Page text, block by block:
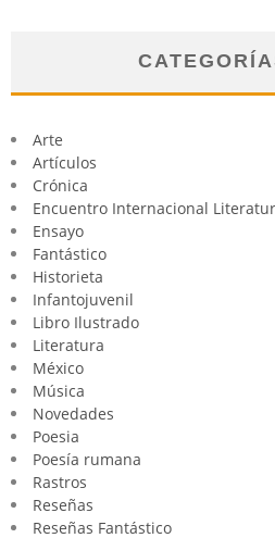
Arte
Artículos
Crónica
Encuentro Internacional
Ensayo
Fantástico
Historieta
Infantojuvenil
Libro Ilustrado
Literatura
México
Música
Novedades
Poesia
Poesía rumana
Rastros
Reseñas
Reseñas Fantástico